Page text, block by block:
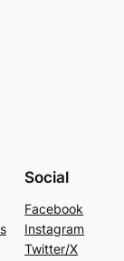
Social
Facebook
Instagram
Twitter/X